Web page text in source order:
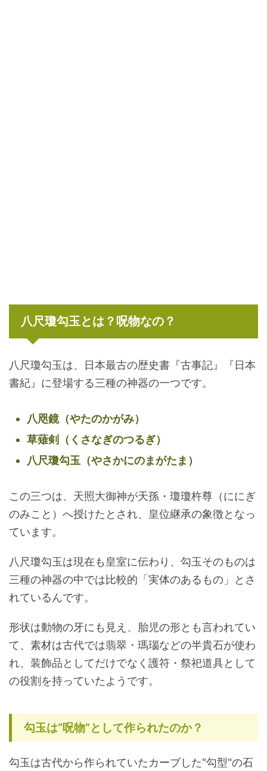
八尺瓊勾玉とは？呪物なの？
八尺瓊勾玉は、日本最古の歴史書『古事記』『日本
書紀』に登場する三種の神器の一つです。
八咫鏡（やたのかがみ）
草薙剣（くさなぎのつるぎ）
八尺瓊勾玉（やさかにのまがたま）
この三つは、天照大御神が天孫・瓊瓊杵尊（ににぎ
のみこと）へ授けたとされ、皇位継承の象徴となっ
ています。
八尺瓊勾玉は現在も皇室に伝わり、勾玉そのものは
三種の神器の中では比較的「実体のあるもの」とさ
れているんです。
形状は動物の牙にも見え、胎児の形とも言われてい
て、素材は古代では翡翠・瑪瑙などの半貴石が使わ
れ、装飾品としてだけでなく護符・祭祀道具として
の役割を持っていたようです。
勾玉は“呪物”として作られたのか？
勾玉は古代から作られていたカーブした"勾型"の石